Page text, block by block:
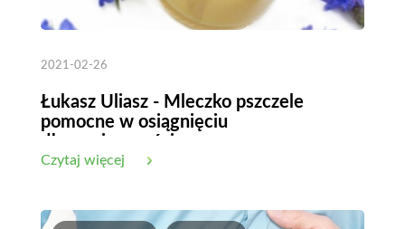
2021-02-26
Łukasz Uliasz - Mleczko pszczele
pomocne w osiągnięciu
Czytaj więcej